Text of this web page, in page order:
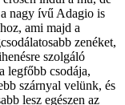
nagy ívű Adagio is
ami majd a
zenéket,
szolgáló
legfőbb csodája,
szárnyal velünk, és
lesz egészen az